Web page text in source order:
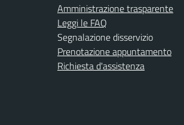
Amministrazione trasparente
Leggi le FAQ
Segnalazione disservizio
Prenotazione appuntamento
Richiesta d'assistenza